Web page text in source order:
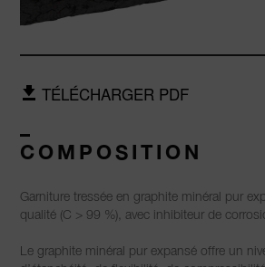
TÉLÉCHARGER PDF
–
COMPOSITION
Garniture tressée en graphite minéral pur
qualité (C > 99 %), avec inhibiteur de
Le graphite minéral pur expansé offre un